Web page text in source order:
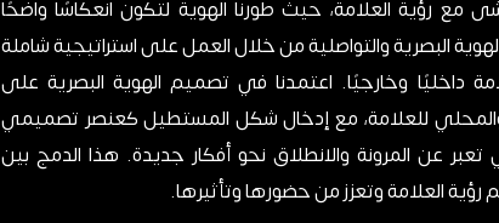
رؤية العلامة، حيث طورنا الهوية لتكون انعكاسًا واضحًا
البصرية والتواصلية من خلال العمل على استراتيجية شاملة
داخليًا وخارجيًا. اعتمدنا في تصميم الهوية البصرية على
والمحلي للعلامة، مع إدخال شكل المستطيل كعنصر تصميمي
عن المرونة والانطلاق نحو أفكار جديدة. هذا الدمج بين
رؤية العلامة وتعزز من حضورها وتأثيرها.